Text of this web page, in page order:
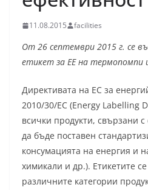
11.08.2015 facilities
От 26 септември 2015 г. се
етикет за ЕЕ на термопомпи
Директивата на ЕС за
2010/30/ЕС (Energy Labelling
всички продукти, свързани
да бъде поставен
консумацията на енергия и
химикали и др.). Етикетите
различните категории